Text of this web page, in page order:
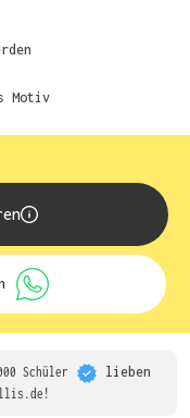
Motiv
Schüler
lieben